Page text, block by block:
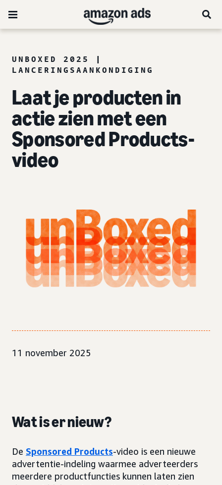
UNBOXED 2025 |
LANCERINGSAANKONDIGING
Laat je producten in
actie zien met een
Sponsored Products-
video
11 november 2025
Wat is er nieuw?
De Sponsored Products-video is een nieuwe
advertentie-indeling waarmee adverteerders
meerdere productfuncties kunnen laten zien